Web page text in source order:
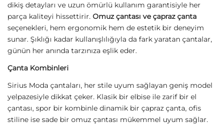
dikiş detayları ve uzun ömürlü kullanım garantisiyle her
parça kaliteyi hissettirir. Omuz çantası ve çapraz çanta
seçenekleri, hem ergonomik hem de estetik bir deneyim
sunar. Şıklığı kadar kullanışlılığıyla da fark yaratan çantalar,
günün her anında tarzınıza eşlik eder.
Çanta Kombinleri
Sirius Moda çantaları, her stile uyum sağlayan geniş model
yelpazesiyle dikkat çeker. Klasik bir elbise ile zarif bir el
çantası, spor bir kombinle dinamik bir çapraz çanta, ofis
stiline ise sade bir omuz çantası mükemmel uyum sağlar.